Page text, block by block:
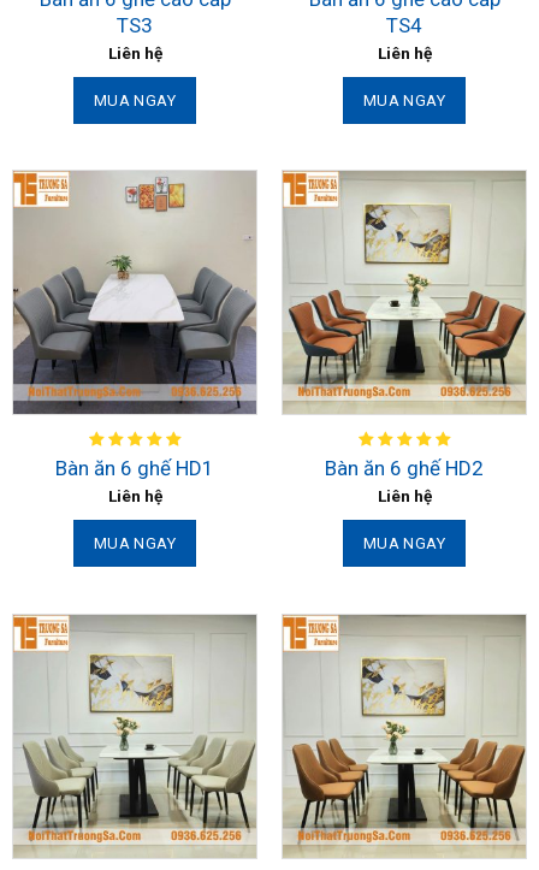
TS3
Liên hệ
MUA NGAY
TS4
Liên hệ
MUA NGAY
Bàn ăn 6 ghế HD1
Liên hệ
MUA NGAY
Bàn ăn 6 ghế HD2
Liên hệ
MUA NGAY